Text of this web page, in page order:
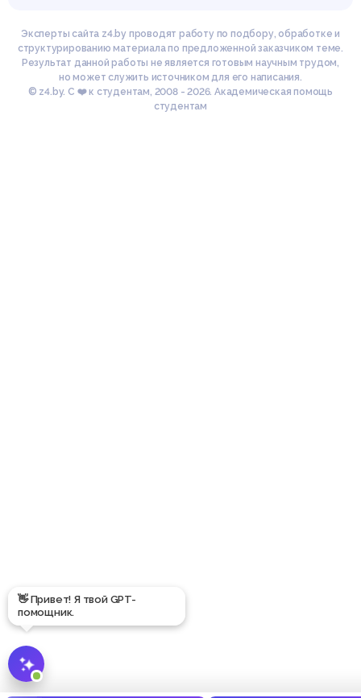
👋 Привет! Я твой GPT-
помощник.
Эксперты сайта z4.by проводят работу по подбору, обработке и
структурированию материала по предложенной заказчиком теме.
Результат данной работы не является готовым научным трудом,
но может служить источником для его написания.
© z4.by. С ❤️ к студентам, 2008 - 2026. Академическая помощь
студентам